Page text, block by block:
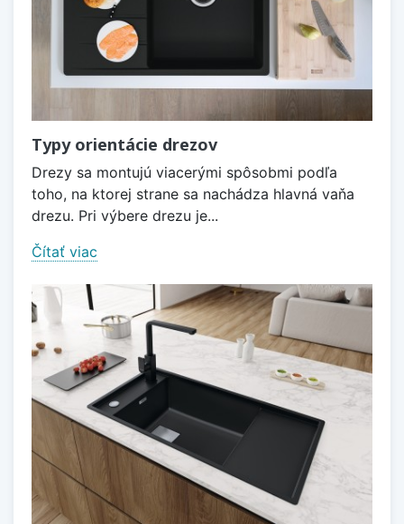
Typy orientácie drezov
Drezy sa montujú viacerými spôsobmi podľa
toho, na ktorej strane sa nachádza hlavná vaňa
drezu. Pri výbere drezu je...
Čítať viac